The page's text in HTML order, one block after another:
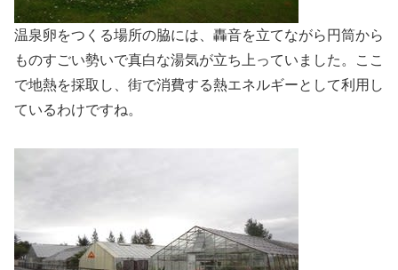
温泉卵をつくる場所の脇には、轟音を立てながら円筒から
ものすごい勢いで真白な湯気が立ち上っていました。ここ
で地熱を採取し、街で消費する熱エネルギーとして利用し
ているわけですね。